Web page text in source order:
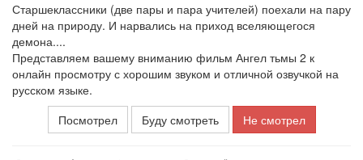
Старшеклассники (две пары и пара учителей) поехали на пару
дней на природу. И нарвались на приход вселяющегося
демона....
Представляем вашему вниманию фильм Ангел тьмы 2 к
онлайн просмотру с хорошим звуком и отличной озвучкой на
русском языке.
Посмотрел
Буду смотреть Не смотрел